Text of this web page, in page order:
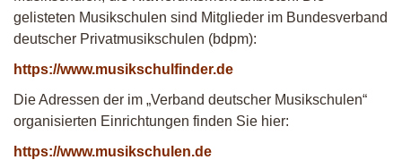
gelisteten Musikschulen sind Mitglieder im Bundesverband
deutscher Privatmusikschulen (bdpm):
https://www.musikschulfinder.de
Die Adressen der im „Verband deutscher Musikschulen“
organisierten Einrichtungen finden Sie hier:
https://www.musikschulen.de